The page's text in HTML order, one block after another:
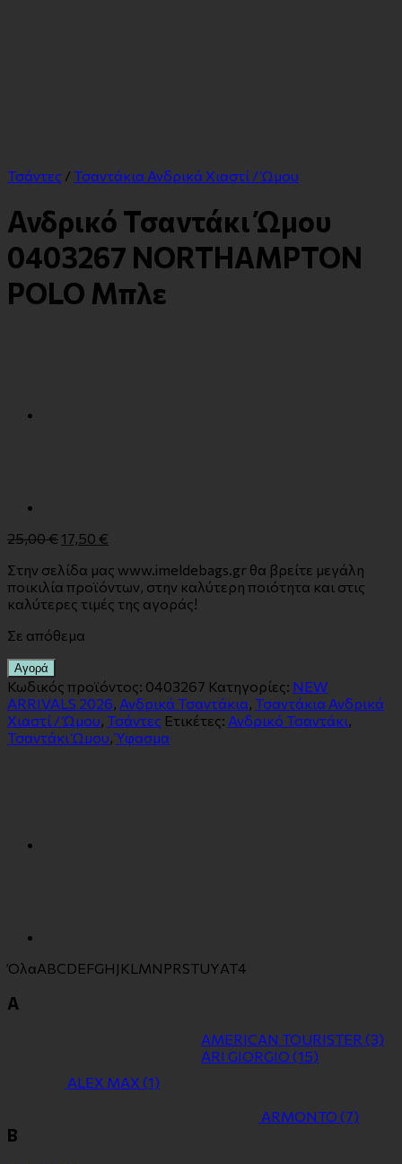
Τσάντες / Τσαντάκια Ανδρικά Χιαστί / Ώμου
Ανδρικό Τσαντάκι Ώμου
0403267 NORTHAMPTON
POLO Μπλε
25,00€ 17,50 €
Στην σελίδα μας www.imeldebags.gr θα βρείτε μεγάλη
ποικιλία προϊόντων, στην καλύτερη ποιότητα και στις
καλύτερες τιμές της αγοράς!
Σε απόθεμα
Αγορά
Κωδικός προϊόντος: 0403267 Κατηγορίες: NEW
ARRIVALS 2026 Ανδρικά Τσαντάκια Τσαντάκια Ανδρικά
Χιαστί / Ώμου Τσάντες Ετικέτες: Ανδρικό Τσαντάκι
Τσαντάκι Ώμου ,Ύφασμα
ΌλαABCDEFGH J KL MN PRSTUYΑΤ4
A
ALEX MAX (1)
AMERICAN TOURISTER (3)
ARI GIORGIO (15)
ARMONTO (7)
B